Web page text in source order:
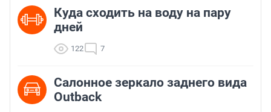
Куда сходить на воду на пару
дней
122 7
Салонное зеркало заднего вида
Outback